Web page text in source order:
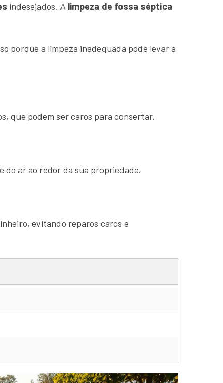
indesejados. A limpeza de fossa séptica
porque a limpeza inadequada pode levar a
que podem ser caros para consertar.
do ar ao redor da sua propriedade.
evitando reparos caros e